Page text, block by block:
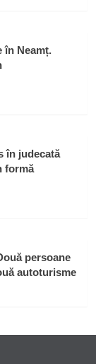
în Neamț.
în judecată
formă
persoane
autoturisme